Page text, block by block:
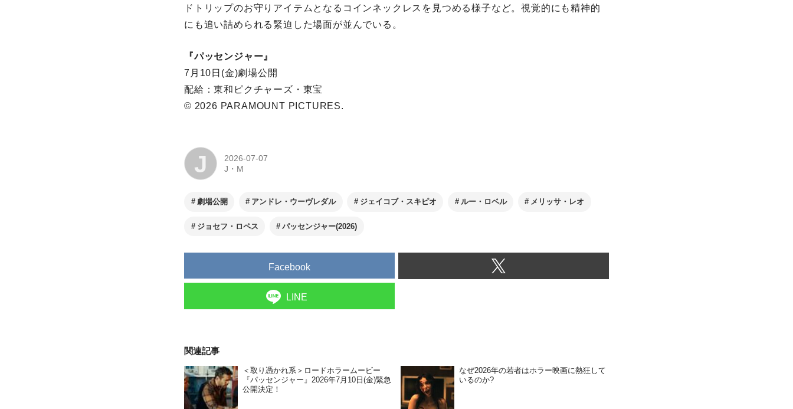
ドトリップのお守りアイテムとなるコインネックレスを見つめる様子など。視覚的にも精神的
にも追い詰められる緊迫した場面が並んでいる。
『パッセンジャー』
7月10日(金)劇場公開
配給：東和ピクチャーズ・東宝
© 2026 PARAMOUNT PICTURES.
J
2026-07-07
J・M
劇場公開 アンドレ・ウーヴレダル ジェイコブ・スキピオ ルー・ロベル メリッサ・レオ
ジョセフ・ロペス パッセンジャー(2026)
Facebook
LINE
関連記事
＜取り憑かれ系＞ロードホラームービー
『パッセンジャー』2026年7月10日(金)緊急
公開決定！
なぜ2026年の若者はホラー映画に熱狂して
いるのか?